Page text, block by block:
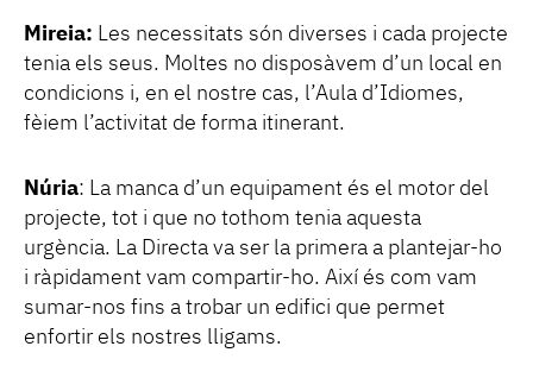
Mireia: Les necessitats són diverses i cada projecte
tenia els seus. Moltes no disposàvem d’un local en
condicions i, en el nostre cas, l’Aula d’Idiomes,
fèiem l’activitat de forma itinerant.
Núria: La manca d’un equipament és el motor del
projecte, tot i que no tothom tenia aquesta
urgència. La Directa va ser la primera a plantejar-ho
i ràpidament vam compartir-ho. Així és com vam
sumar-nos fins a trobar un edifici que permet
enfortir els nostres lligams.